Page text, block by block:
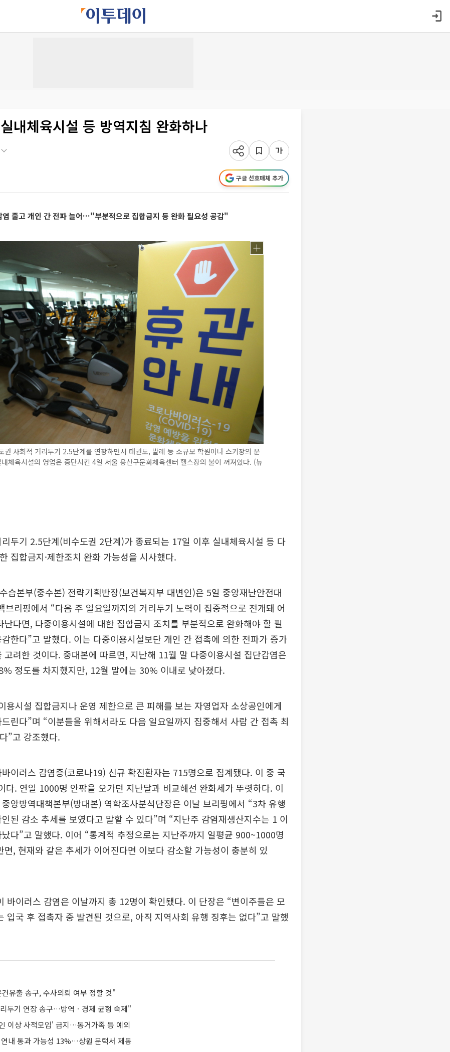
내체육시설 등 방역지침 완화하나
구글 선호매체 추가
염 줄고 개인 간 전파 늘어…"부분적으로 집합금지 등 완화 필요성 공감"
사회적 거리두기 2.5단계를 연장하면서 태권도, 발레 등 소규모 학원이나 스키장의 운
체육시설의 영업은 중단시킨 4일 서울 용산구문화체육센터 헬스장의 불이 꺼져있다. (뉴
두기 2.5단계(비수도권 2단계)가 종료되는 17일 이후 실내체육시설 등 다
집합금지·제한조치 완화 가능성을 시사했다.
습본부(중수본) 전략기획반장(보건복지부 대변인)은 5일 중앙재난안전대
브리핑에서 “다음 주 일요일까지의 거리두기 노력이 집중적으로 전개돼 어
난다면, 다중이용시설에 대한 집합금지 조치를 부분적으로 완화해야 할 필
한다”고 말했다. 이는 다중이용시설보단 개인 간 접촉에 의한 전파가 증가
고려한 것이다. 중대본에 따르면, 지난해 11월 말 다중이용시설 집단감염은
정도를 차지했지만, 12월 말에는 30% 이내로 낮아졌다.
용시설 집합금지나 운영 제한으로 큰 피해를 보는 자영업자 소상공인에게
린다”며 “이분들을 위해서라도 다음 일요일까지 집중해서 사람 간 접촉 최
”고 강조했다.
이러스 감염증(코로나19) 신규 확진환자는 715명으로 집계됐다. 이 중 국
다. 연일 1000명 안팎을 오가던 지난달과 비교해선 완화세가 뚜렷하다. 이
앙방역대책본부(방대본) 역학조사분석단장은 이날 브리핑에서 “3차 유행
된 감소 추세를 보였다고 말할 수 있다”며 “지난주 감염재생산지수는 1 이
다”고 말했다. 이어 “통계적 추정으로는 지난주까지 일평균 900~1000명
면, 현재와 같은 추세가 이어진다면 이보다 감소할 가능성이 충분히 있
바이러스 감염은 이날까지 총 12명이 확인됐다. 이 단장은 “변이주들은 모
입국 후 접촉자 중 발견된 것으로, 아직 지역사회 유행 징후는 없다”고 말했
유출 송구, 수사의뢰 여부 정할 것"
두기 연장 송구…방역ㆍ경제 균형 숙제"
이상 사적모임' 금지…동거가족 등 예외
내 통과 가능성 13%…상원 문턱서 제동